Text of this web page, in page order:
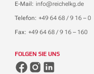
E-Mail: info@reichelkg.de
Telefon: +49 64 68 / 9 16 – 0
Fax: +49 64 68 / 9 16 – 160
FOLGEN SIE UNS